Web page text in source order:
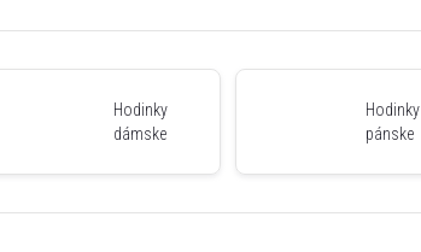
Hodinky
dámske
Hodinky
pánske